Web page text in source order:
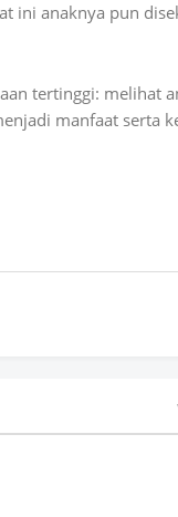
ini anaknya pun
tertinggi: melihat
manfaat serta